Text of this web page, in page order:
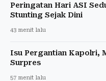
Peringatan Hari ASI
Stunting Sejak Dini
43 menit lalu
Isu Pergantian Kapolri,
Surpres
57 menit lalu